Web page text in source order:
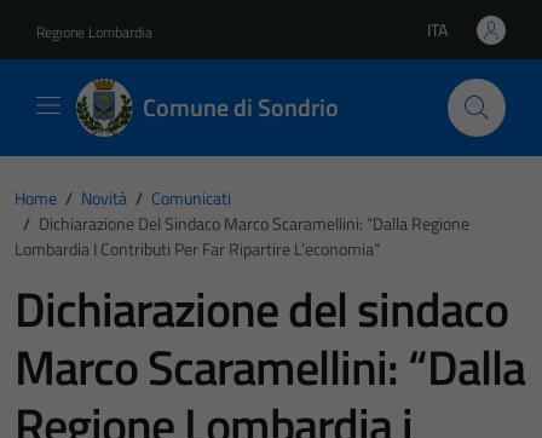
Regione Lombardia Lingua attiva:
ITA
Comune di Sondrio
Home / Novità / Comunicati
/ Dichiarazione Del Sindaco Marco Scaramellini: “Dalla Regione
Lombardia I Contributi Per Far Ripartire L’economia”
Dichiarazione del sindaco
Marco Scaramellini: “Dalla